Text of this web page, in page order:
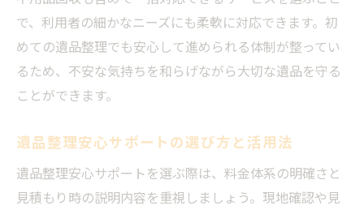
策
遺品整理安心サポートで精神的負担を軽減
遺品整理に疲れた時のサポート活用法
遺品整理で無理なく進めるための工夫
故人の写真や品の供養方法を知るなら
遺品整理で故人写真の供養方法と安心ポイ
ント
で、利用者の細かなニーズにも柔軟に対応できます。初
めての遺品整理でも安心して進められる体制が整ってい
るため、不安な気持ちを和らげながら大切な遺品を守る
ことができます。
遺品整理安心サポートの選び方と活用法
遺品整理安心サポートを選ぶ際は、料金体系の明確さと
見積もり時の説明内容を重視しましょう。現地確認や見